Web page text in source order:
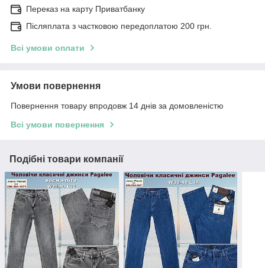
Переказ на карту Приватбанку
Післяплата з частковою передоплатою 200 грн.
Всі умови оплати
Умови повернення
Повернення товару впродовж 14 днів за домовленістю
Всі умови повернення
Подібні товари компанії